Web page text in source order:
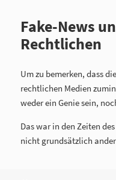
Fake-News
Rechtlichen
Um zu bemerken, dass
rechtlichen Medien
weder ein Genie sein,
Das war in den Zeiten
nicht grundsätzlich